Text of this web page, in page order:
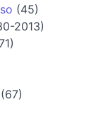
(45)
2013)
(67)